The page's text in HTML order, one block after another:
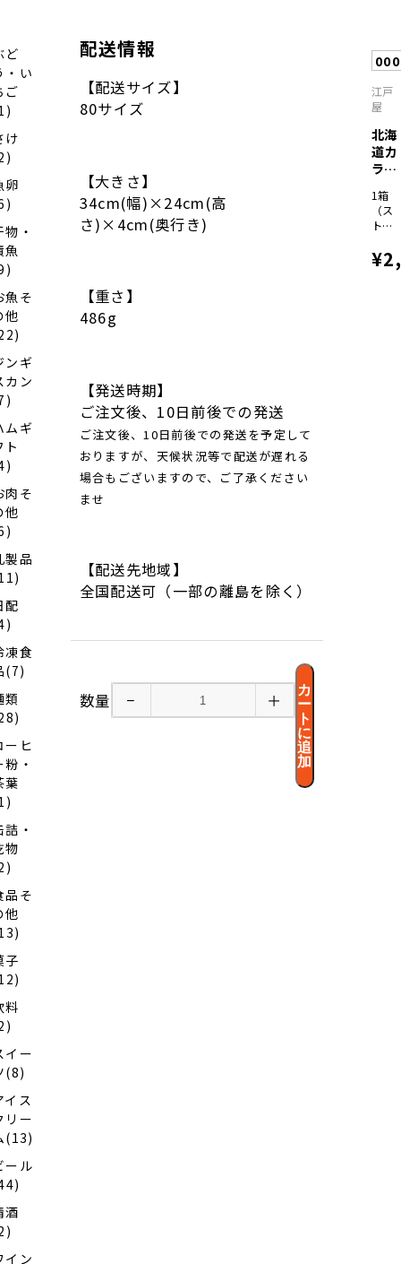
ど
・い
ご
け
卵
物・
魚
魚そ
他
ンギ
カン
ムギ
ト
肉そ
他
製品
配
凍食
(7)
類
ーヒ
粉・
葉
詰・
物
品そ
他
子
料
イー
(8)
イス
リー
(13)
ール
酒
イン
配送情報
【配送サイズ】
80サイズ
【大きさ】
34cm(幅)×24cm(高
さ)×4cm(奥行き)
【重さ】
486g
【発送時期】
ご注文後、10日前後での発送
ご注文後、10日前後での発送を予定して
おりますが、天候状況等で配送が遅れる
場合もございますので、ご了承ください
ませ
【配送先地域】
全国配送可（一部の離島を除く）
数量 − ＋
カ
ー
ト
に
追
加
＆キ
ャラ
メル
×各
９）
江戸
屋
北海
道カ
ラフ
ルバ
ウ...
1箱
（ス
トロ
ーバ
ウ